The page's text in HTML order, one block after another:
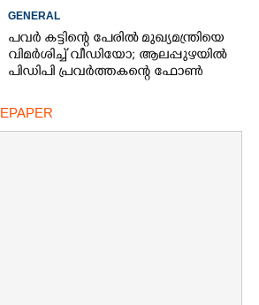
GENERAL
പവർ കട്ടിന്റെ പേരിൽ മുഖ്യമന്ത്രിയെ
വിമർശിച്ച് വീഡിയോ; ആലപ്പുഴയിൽ
പിഡിപി പ്രവർത്തകന്റെ ഫോൺ
EPAPER